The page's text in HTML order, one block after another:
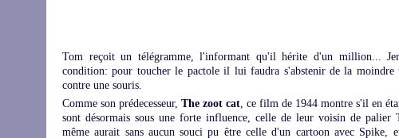
Tom reçoit un télégramme, l'informant qu'il hérite d'un million...
condition: pour toucher le pactole il lui faudra s'abstenir de la moindre
contre une souris.
Comme son prédecesseur, The zoot cat, ce film de 1944 montre s'il en
sont désormais sous une forte influence, celle de leur voisin de
même aurait sans aucun souci pu être celle d'un cartoon avec Spike,